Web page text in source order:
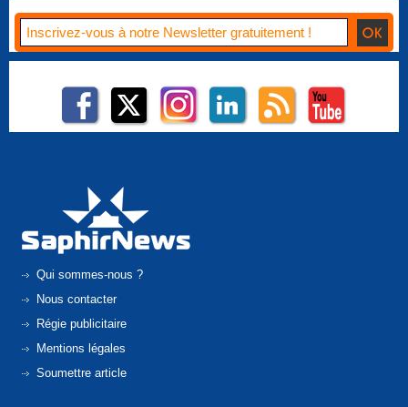
Qui sommes-nous ?
Nous contacter
Régie publicitaire
Mentions légales
Soumettre article